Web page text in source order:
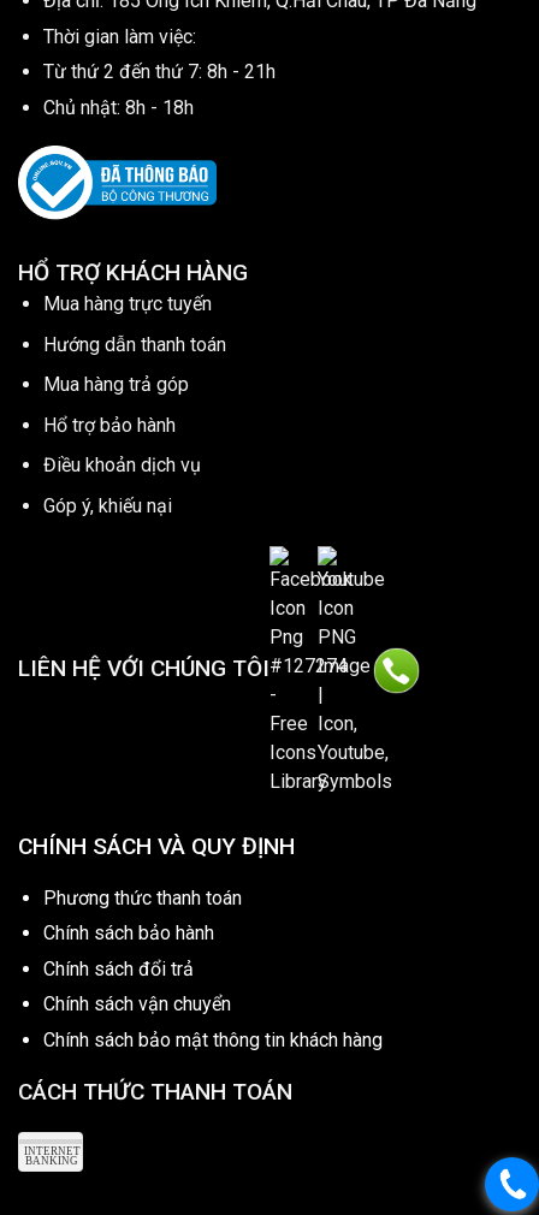
Thời gian làm việc:
Từ thứ 2 đến thứ 7: 8h - 21h
Chủ nhật: 8h - 18h
HỔ TRỢ KHÁCH HÀNG
Mua hàng trực tuyến
Hướng dẫn thanh toán
Mua hàng trả góp
Hổ trợ bảo hành
Điều khoản dịch vụ
Góp ý, khiếu nại
LIÊN HỆ VỚI CHÚNG TÔI
CHÍNH SÁCH VÀ QUY ĐỊNH
Phương thức thanh toán
Chính sách bảo hành
Chính sách đổi trả
Chính sách vận chuyển
Chính sách bảo mật thông tin khách hàng
CÁCH THỨC THANH TOÁN